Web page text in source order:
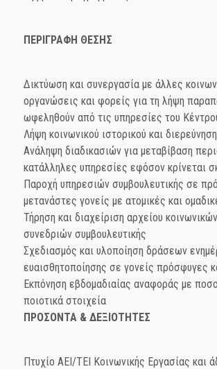
ΠΕΡΙΓΡΑΦΗ ΘΕΣΗΣ
Δικτύωση και συνεργασία με άλλες
οργανώσεις και φορείς για τη λήψη
ωφεληθούν από τις υπηρεσίες του
Λήψη κοινωνικού ιστορικού και
Ανάληψη διαδικασιών για μεταβίβαση
κατάλληλες υπηρεσίες εφόσον κρίνεται
Παροχή υπηρεσιών συμβουλευτικής σε
μετανάστες γονείς με ατομικές και
Τήρηση και διαχείριση αρχείου
συνεδριών συμβουλευτικής
Σχεδιασμός και υλοποίηση δράσεων
ευαισθητοποίησης σε γονείς πρόσφυγες
Εκπόνηση εβδομαδιαίας αναφοράς με
ποιοτικά στοιχεία
ΠΡΟΣΟΝΤΑ & ΔΕΞΙΟΤΗΤΕΣ
Πτυχίο ΑΕΙ/ΤΕΙ Κοινωνικής Εργασίας και